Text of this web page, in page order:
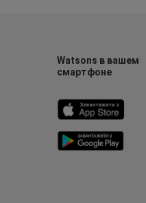
Watsons в вашем
смартфоне